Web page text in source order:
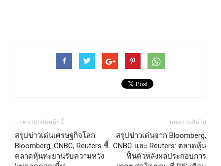
บทความก่อนหน้านี้
สรุปข่าวเด่นเศรษฐกิจโลก:
Bloomberg, CNBC, Reuters ชี้
ตลาดหุ้นทะยานรับความหวัง
บทความถัดไป
สรุปข่าวเด่นจาก Bloomberg,
CNBC และ Reuters: ตลาดหุ้น
ฟื้นตัวหลังผลประกอบการ